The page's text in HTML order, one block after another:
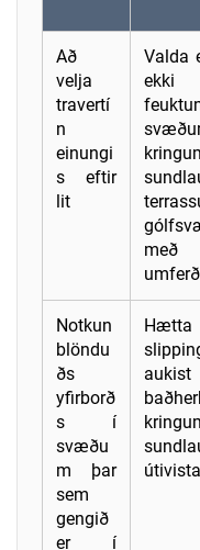
Að
velja
travertí
n
einungi
s eftir
lit
Valda
ekki
Notkun
blöndu
ðs
yfirborð
s í
svæðu
m þar
sem
gengið
er í